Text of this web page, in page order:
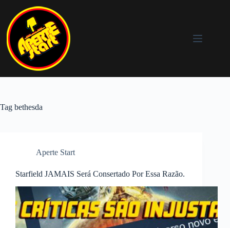
conteúdo
Tag bethesda
Aperte Start
Starfield JAMAIS Será Consertado Por Essa Razão.